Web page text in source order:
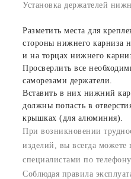
Установка держателей
Разметить места для
стороны нижнего карниза
и на торцах нижнего
Просверлить все
саморезами держатели.
Вставить в них нижний
должны попасть в
крышках (для алюминия).
При возникновении
изделий, вы всегда можете
специалистами по телефону
Соблюдая правила